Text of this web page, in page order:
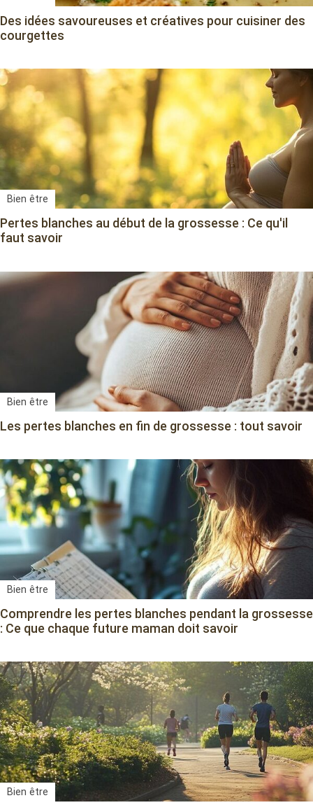
Des idées savoureuses et créatives pour cuisiner des
courgettes
Bien être
Pertes blanches au début de la grossesse : Ce qu'il
faut savoir
Bien être
Les pertes blanches en fin de grossesse : tout savoir
Bien être
Comprendre les pertes blanches pendant la grossesse
: Ce que chaque future maman doit savoir
Bien être